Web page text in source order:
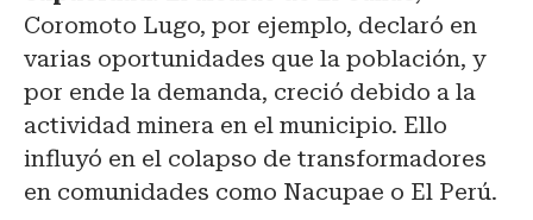
Coromoto Lugo, por ejemplo, declaró en
varias oportunidades que la población, y
por ende la demanda, creció debido a la
actividad minera en el municipio. Ello
influyó en el colapso de transformadores
en comunidades como Nacupae o El Perú.